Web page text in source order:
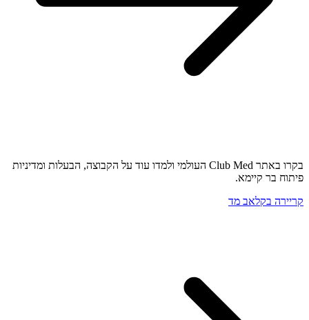
בקרו באתר Club Med העולמי ולמדו עוד על הקבוצה, הבעלות ומדיניות
פיתוח בר קיימא.
קריירה בקלאב מד